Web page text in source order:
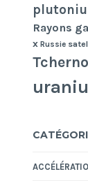
Rayons
x Russie